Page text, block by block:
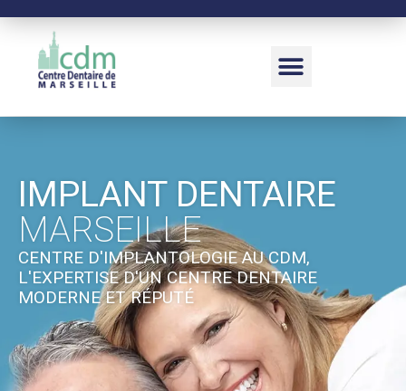
IMPLANT DENTAIRE
MARSEILLE
CENTRE D'IMPLANTOLOGIE AU CDM,
L'EXPERTISE D'UN CENTRE DENTAIRE
MODERNE ET RÉPUTÉ